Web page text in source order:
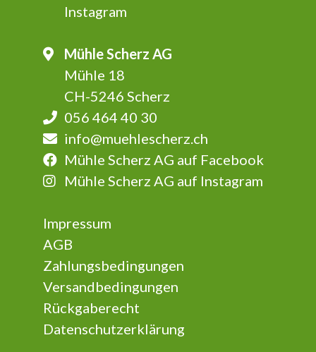
Instagram
Mühle Scherz AG
Mühle 18
CH-5246 Scherz
056 464 40 30
info@muehlescherz.ch
Mühle Scherz AG auf Facebook
Mühle Scherz AG auf Instagram
Impressum
AGB
Zahlungsbedingungen
Versandbedingungen
Rückgaberecht
Datenschutzerklärung